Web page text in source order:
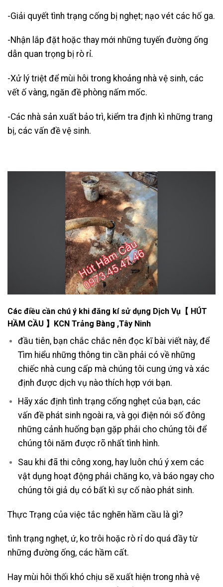
-Giải quyết tình trạng cống bị nghẹt; nạo vét các hố ga.
-Nhận lắp đặt hoặc thay mới những tuyến đường ống
dẫn quan trọng bị rò rỉ.
-Xử lý triệt để mùi hôi trong khoảng nhà vệ sinh, các
vết ố vàng, ngăn đề phòng nấm mốc.
-Các nhà sản xuất bảo trì, kiểm tra định kì những trang
bị, các vấn đề vệ sinh.
Các điều cần chú ý khi đăng kí sử dụng Dịch Vụ【 HÚT
HẦM CẦU 】KCN Trảng Bàng ,Tây Ninh
đầu tiên, bạn chắc chắc nên đọc kĩ bài viết này, để
Tìm hiểu những thông tin cần phải có về những
chiếc nhà cung cấp mà chúng tôi cung ứng và xác
định được dịch vụ nào thích hợp với bạn.
Hãy xác định tình trạng cống nghẹt của bạn, các
vấn đề phát sinh ngoài ra, và gọi điện nói số đông
những cảnh huống bạn gặp phải cho chúng tôi để
chúng tôi năm được rõ nhất tình hình.
Sau khi đã thi công xong, hay luôn chú ý xem các
vật dụng hoạt động phải chăng ko, và báo ngay cho
chúng tôi giả dụ có bất kì sự cố nào phát sinh.
Thực Trạng của việc tắc nghẽn hầm cầu là gì?
tình trạng nghẹt, ứ, ko trôi hoặc rò rỉ do quá đầy từ
những đường ống, các hầm cất.
Hay mùi hôi thối khó chịu sẽ xuất hiện trong nhà vệ